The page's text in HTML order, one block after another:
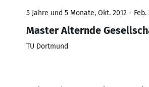
5 Jahre und 5 Monate, Okt. 2012 - Feb.
Master Alternde
TU Dortmund